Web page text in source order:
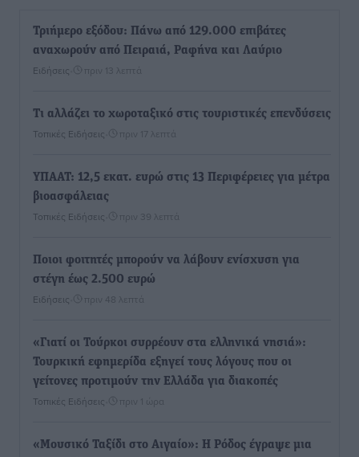
Τριήμερο εξόδου: Πάνω από 129.000 επιβάτες
αναχωρούν από Πειραιά, Ραφήνα και Λαύριο
Ειδήσεις πριν 13 λεπτά
Τι αλλάζει το χωροταξικό στις τουριστικές επενδύσεις
Τοπικές Ειδήσεις πριν 17 λεπτά
ΥΠΑΑΤ: 12,5 εκατ. ευρώ στις 13 Περιφέρειες για μέτρα
βιοασφάλειας
Τοπικές Ειδήσεις πριν 39 λεπτά
Ποιοι φοιτητές μπορούν να λάβουν ενίσχυση για
στέγη έως 2.500 ευρώ
Ειδήσεις πριν 48 λεπτά
«Γιατί οι Τούρκοι συρρέουν στα ελληνικά νησιά»:
Τουρκική εφημερίδα εξηγεί τους λόγους που οι
γείτονες προτιμούν την Ελλάδα για διακοπές
Τοπικές Ειδήσεις πριν 1 ώρα
«Μουσικό Ταξίδι στο Αιγαίο»: Η Ρόδος έγραψε μια